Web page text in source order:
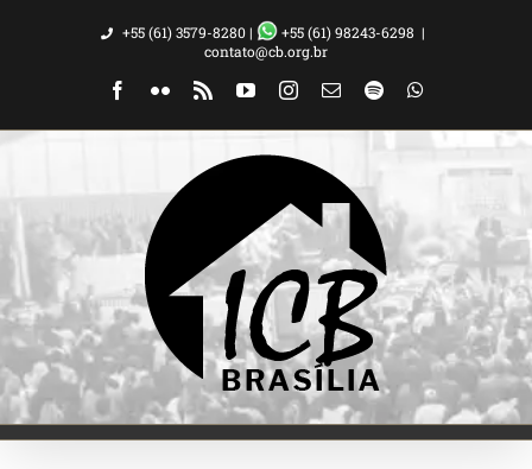
+55 (61) 3579-8280 | +55 (61) 98243-6298 |
contato@cb.org.br
Facebook
FlickrRss YouTubeInstagram
EmailSpotify